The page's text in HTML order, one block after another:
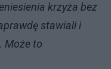
krzyża bez
stawiali i
Może to